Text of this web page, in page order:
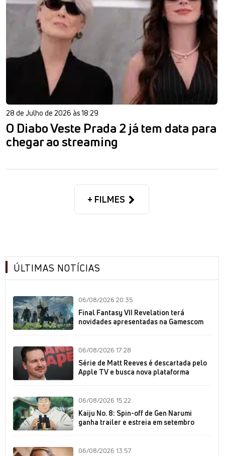
28 de Julho de 2026 às 18:29
O Diabo Veste Prada 2 já tem data para
chegar ao streaming
+ FILMES
ÚLTIMAS NOTÍCIAS
06/08/2026 20:35
Final Fantasy VII Revelation terá
novidades apresentadas na Gamescom
06/08/2026 17:28
Série de Matt Reeves é descartada pelo
Apple TV e busca nova plataforma
06/08/2026 15:22
Kaiju No. 8: Spin-off de Gen Narumi
ganha trailer e estreia em setembro
06/08/2026 13:57